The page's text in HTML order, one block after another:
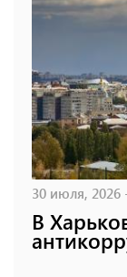
30 июля, 2026
В